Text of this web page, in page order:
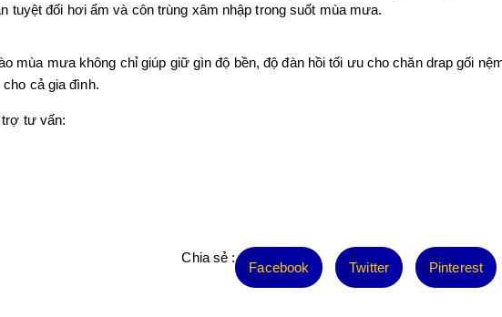
tuyệt đối hơi ẩm và côn trùng xâm nhập trong suốt mùa mưa.
mùa mưa không chỉ giúp giữ gìn độ bền, độ đàn hồi tối ưu cho chăn drap gối
cả gia đình.
tư vấn:
Chia sẻ :
Facebook Twitter Pinterest